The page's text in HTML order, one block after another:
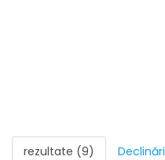
rezultate (9) Declinări